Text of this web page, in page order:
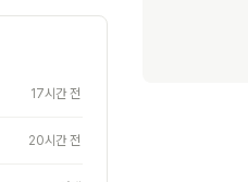
17시간 전
20시간 전